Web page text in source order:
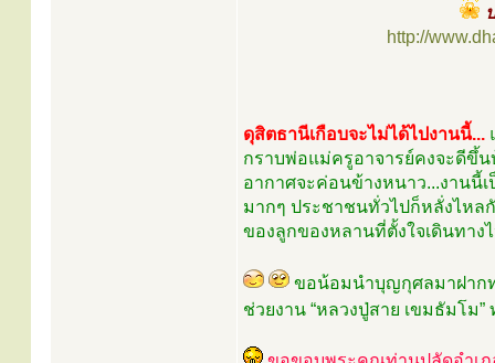
http://
ดุสิตธานีเกือบจะไม่ได้ไปงานนี้...
กราบพ่อแม่ครูอาจารย์คงจะดีขึ้น
อากาศจะค่อนข้างหนาว...งานนี้
มากๆ ประชาชนทั่วไปก็หลั่งไหล
ของลูกของหลานที่ตั้งใจเดินทาง
ขอน้อมนำบุญกุศลมาฝาก
ช่วยงาน “หลวงปู่สาย เขมธัมโม